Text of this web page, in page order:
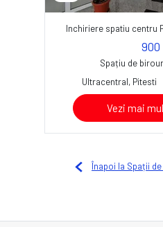
Inchiriere spatiu centru
900
Spațiu de
Ultracentral, Pitesti
Vezi mai
Înapoi la Spații